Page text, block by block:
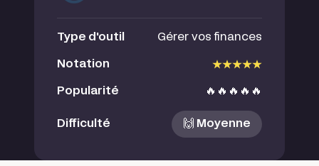
Type d'outil Gérer vos finances
Notation
Popularité 🔥🔥🔥🔥🔥
Difficulté 🙌 Moyenne